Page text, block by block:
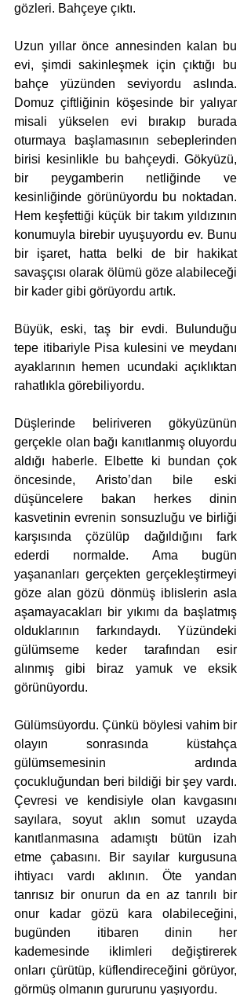
gözleri. Bahçeye çıktı.
Uzun yıllar önce annesinden kalan bu
evi, şimdi sakinleşmek için çıktığı bu
bahçe yüzünden seviyordu aslında.
Domuz çiftliğinin köşesinde bir yalıyar
misali yükselen evi bırakıp burada
oturmaya başlamasının sebeplerinden
birisi kesinlikle bu bahçeydi. Gökyüzü,
bir peygamberin netliğinde ve
kesinliğinde görünüyordu bu noktadan.
Hem keşfettiği küçük bir takım yıldızının
konumuyla birebir uyuşuyordu ev. Bunu
bir işaret, hatta belki de bir hakikat
savaşçısı olarak ölümü göze alabileceği
bir kader gibi görüyordu artık.
Büyük, eski, taş bir evdi. Bulunduğu
tepe itibariyle Pisa kulesini ve meydanı
ayaklarının hemen ucundaki açıklıktan
rahatlıkla görebiliyordu.
Düşlerinde beliriveren gökyüzünün
gerçekle olan bağı kanıtlanmış oluyordu
aldığı haberle. Elbette ki bundan çok
öncesinde, Aristo’dan bile eski
düşüncelere bakan herkes dinin
kasvetinin evrenin sonsuzluğu ve birliği
karşısında çözülüp dağıldığını fark
ederdi normalde. Ama bugün
yaşananları gerçekten gerçekleştirmeyi
göze alan gözü dönmüş iblislerin asla
aşamayacakları bir yıkımı da başlatmış
olduklarının farkındaydı. Yüzündeki
gülümseme keder tarafından esir
alınmış gibi biraz yamuk ve eksik
görünüyordu.
Gülümsüyordu. Çünkü böylesi vahim bir
olayın sonrasında küstahça
gülümsemesinin ardında
çocukluğundan beri bildiği bir şey vardı.
Çevresi ve kendisiyle olan kavgasını
sayılara, soyut aklın somut uzayda
kanıtlanmasına adamıştı bütün izah
etme çabasını. Bir sayılar kurgusuna
ihtiyacı vardı aklının. Öte yandan
tanrısız bir onurun da en az tanrılı bir
onur kadar gözü kara olabileceğini,
bugünden itibaren dinin her
kademesinde iklimleri değiştirerek
onları çürütüp, küflendireceğini görüyor,
görmüş olmanın gururunu yaşıyordu.